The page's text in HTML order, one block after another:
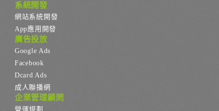
系統開發
網站系統開發
App應用開發
廣告投放
Google Ads
Facebook
Dcard Ads
成人聯播網
企業管理顧問
營運規劃